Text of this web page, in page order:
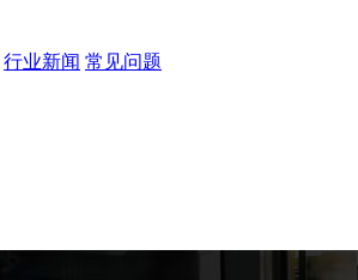
行业新闻 常见问题